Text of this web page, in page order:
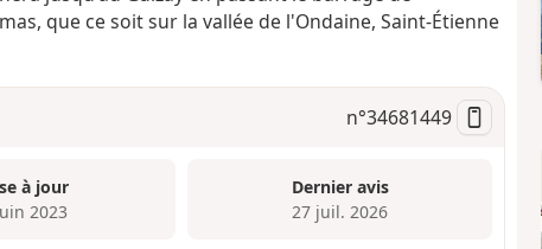
que ce soit sur la vallée de l'Ondaine, Saint-Étienne
n°34681449
à jour
2023
Dernier avis
27 juil. 2026